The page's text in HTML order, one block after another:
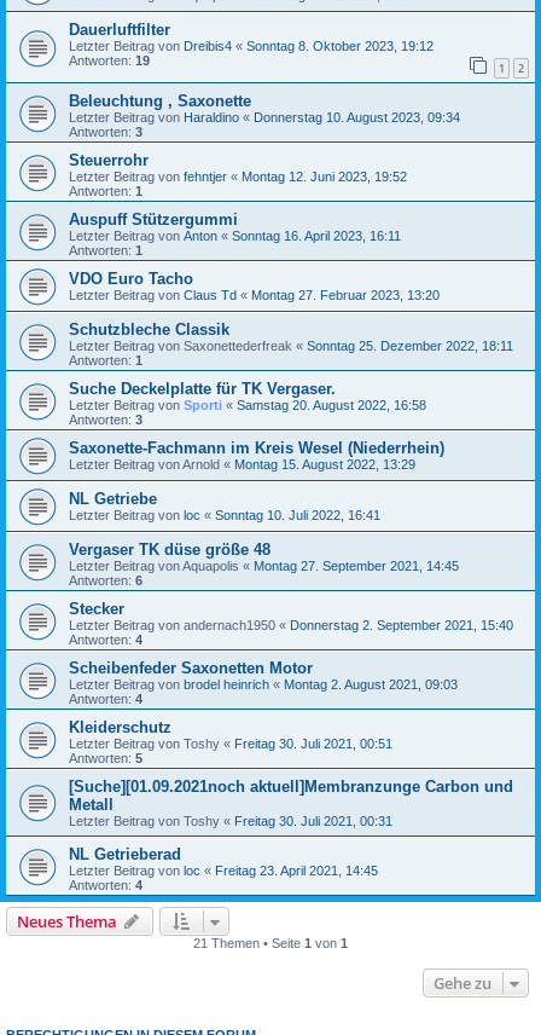
Dauerluftfilter
Letzter Beitrag von Dreibis4 « Sonntag 8. Oktober 2023, 19:12
Antworten: 19 1 2
Beleuchtung , Saxonette
Letzter Beitrag von Haraldino « Donnerstag 10. August 2023, 09:34
Antworten: 3
Steuerrohr
Letzter Beitrag von fehntjer « Montag 12. Juni 2023, 19:52
Antworten: 1
Auspuff Stützergummi
Letzter Beitrag von Anton « Sonntag 16. April 2023, 16:11
Antworten: 1
VDO Euro Tacho
Letzter Beitrag von Claus Td « Montag 27. Februar 2023, 13:20
Schutzbleche Classik
Letzter Beitrag von Saxonettederfreak « Sonntag 25. Dezember 2022, 18:11
Antworten: 1
Suche Deckelplatte für TK Vergaser.
Letzter Beitrag von Sporti « Samstag 20. August 2022, 16:58
Antworten: 3
Saxonette-Fachmann im Kreis Wesel (Niederrhein)
Letzter Beitrag vonArnold « Montag 15. August 2022, 13:29
NL Getriebe
Letzter Beitrag von loc « Sonntag 10. Juli 2022, 16:41
Vergaser TK düse größe 48
Letzter Beitrag vonAquapolis « Montag 27. September 2021, 14:45
Antworten: 6
Stecker
Letzter Beitrag von andernach1950 « Donnerstag 2. September 2021, 15:40
Antworten: 4
Scheibenfeder Saxonetten Motor
Letzter Beitrag von brodel heinrich « Montag 2. August 2021, 09:03
Antworten: 4
Kleiderschutz
Letzter Beitrag von Toshy « Freitag 30. Juli 2021, 00:51
Antworten: 5
[Suche][01.09.2021noch aktuell]Membranzunge Carbon und
Metall
Letzter Beitrag von Toshy « Freitag 30. Juli 2021, 00:31
NL Getrieberad
Letzter Beitrag von loc « Freitag 23. April 2021, 14:45
Antworten: 4
Neues Thema
21 Themen • Seite 1 von 1
Gehe zu